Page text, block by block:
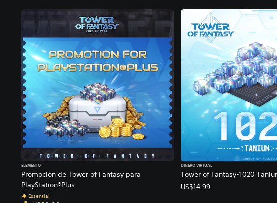
Promoción de Tower of Fantasy para
PlayStation®Plus
ELEMENTO
Essential
Tower of Fantasy-1020
DINERO VIRTUAL
US$14.99